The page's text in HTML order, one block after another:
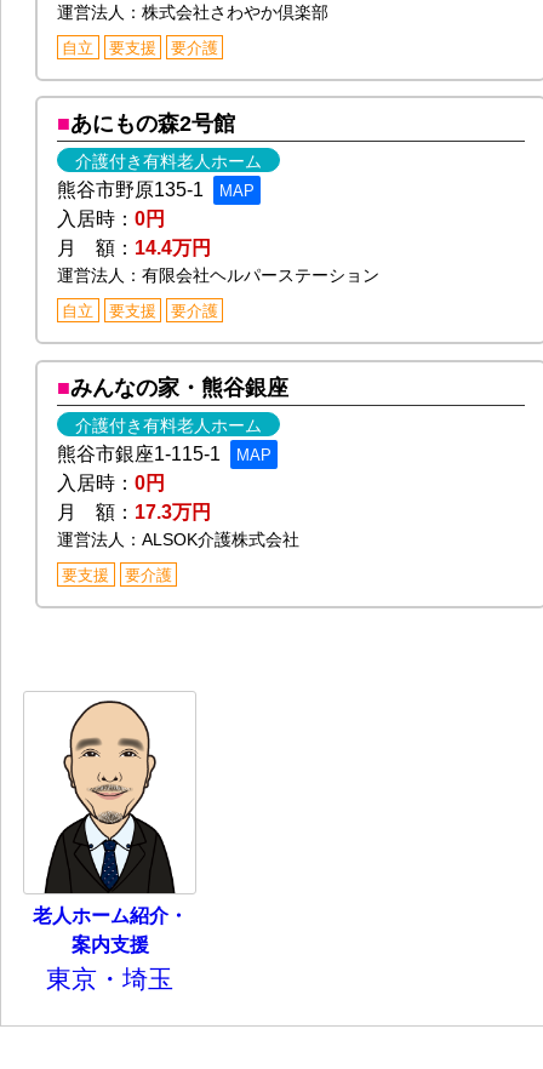
運営法人：株式会社さわやか倶楽部
自立 要支援 要介護
あにもの森2号館
介護付き有料老人ホーム
熊谷市野原135-1 MAP
入居時：0円
月 額： 14.4万円
運営法人：有限会社ヘルパーステーション
自立 要支援 要介護
みんなの家・熊谷銀座
介護付き有料老人ホーム
熊谷市銀座1-115-1 MAP
入居時：0円
月 額： 17.3万円
運営法人：ALSOK介護株式会社
要支援 要介護
老人ホーム紹介・
案内支援
東京・埼玉